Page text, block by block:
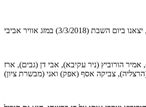
הורוביץ (ניר עקיבא), אבי דן (גבים), ארז
(הרצליה), צביקה אסף (אפק) ואני (מבשרת ציון)